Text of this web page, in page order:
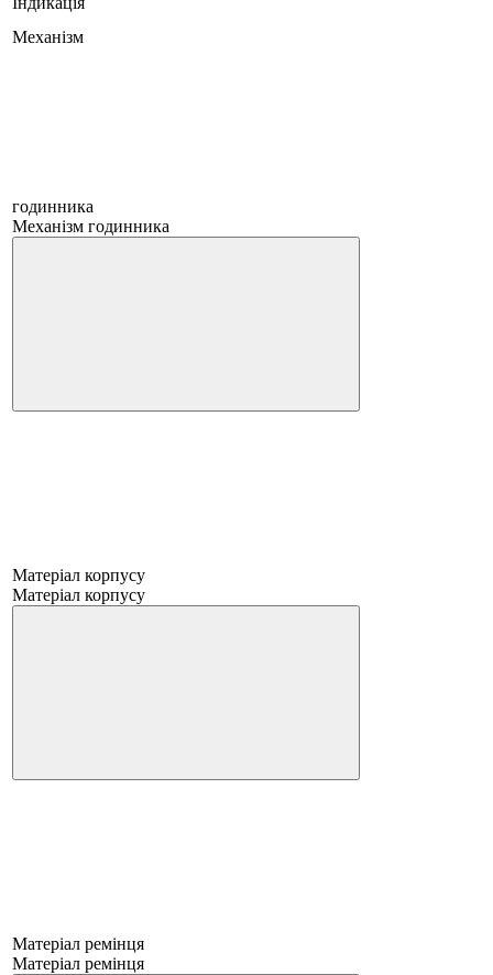
Механізм
годинника
Механізм годинника
Матеріал корпусу
Матеріал корпусу
Матеріал ремінця
Матеріал ремінця